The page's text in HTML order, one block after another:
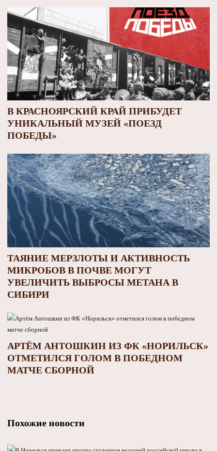
В КРАСНОЯРСКИЙ КРАЙ ПРИБУДЕТ
УНИКАЛЬНЫЙ МУЗЕЙ «ПОЕЗД
ПОБЕДЫ»
ТАЯНИЕ МЕРЗЛОТЫ И АКТИВНОСТЬ
МИКРОБОВ В ПОЧВЕ МОГУТ
УВЕЛИЧИТЬ ВЫБРОСЫ МЕТАНА В
СИБИРИ
АРТЁМ АНТОШКИН ИЗ ФК «НОРИЛЬСК»
ОТМЕТИЛСЯ ГОЛОМ В ПОБЕДНОМ
МАТЧЕ СБОРНОЙ
Похожие новости